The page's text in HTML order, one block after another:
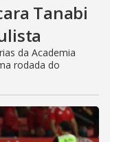
Tanabi
da Academia
rodada do